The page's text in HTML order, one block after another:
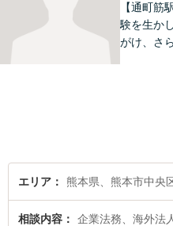
【通町筋
験を生か
がけ、さ
エリア
相談内容 企業法務、海外法